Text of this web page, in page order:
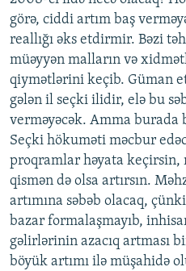
görə, ciddi artım baş
reallığı əks etdirmir. Bəzi
müəyyən malların və
qiymətlərini keçib. Güman
gələn il seçki ilidir, elə bu
verməyəcək. Amma
Seçki hökuməti məcbur
proqramlar həyata keçirsin,
qismən də olsa artırsın.
artımına səbəb olacaq,
bazar formalaşmayıb,
gəlirlərinin azacıq artması
böyük artımı ilə müşahidə